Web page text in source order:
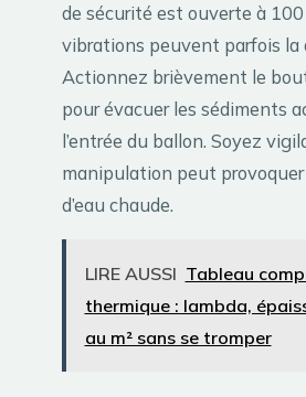
de sécurité est ouverte à 100
vibrations peuvent parfois la
Actionnez brièvement le
pour évacuer les sédiments
l’entrée du ballon. Soyez
manipulation peut
d’eau chaude.
LIRE AUSSI Tableau
thermique : lambda,
au m² sans se tromper